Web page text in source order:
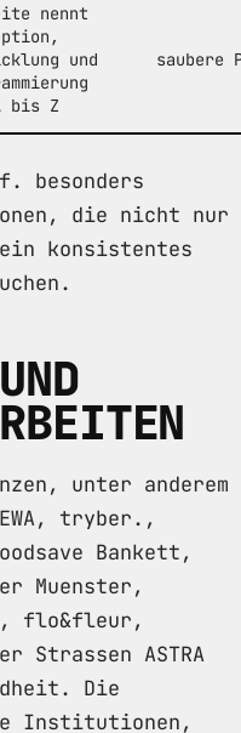
nennt
und
bis Z
saubere
besonders
die nicht nur
konsistentes
unter anderem
tryber.,
Bankett,
Muenster,
flo&fleur,
Strassen ASTRA
Die
Institutionen,